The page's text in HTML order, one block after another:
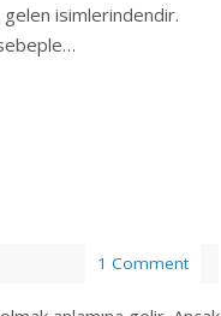
isimlerindendir.
1 Comment